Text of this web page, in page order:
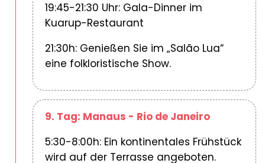
19:45-21:30 Uhr: Gala-Dinner im
Kuarup-Restaurant
21:30h: Genießen Sie im „Salão Lua“
eine folkloristische Show.
9. Tag: Manaus - Rio de Janeiro
5:30-8:00h: Ein kontinentales Frühstück
wird auf der Terrasse angeboten.